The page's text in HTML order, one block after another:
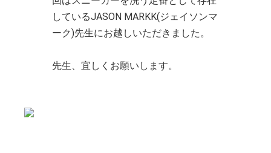
しているJASON MARKK(ジェイソンマ
ーク)先生にお越しいただきました。
先生、宜しくお願いします。